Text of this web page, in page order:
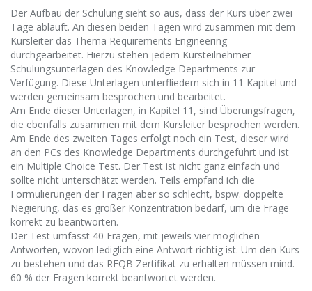
Der Aufbau der Schulung sieht so aus, dass der Kurs über zwei
Tage abläuft. An diesen beiden Tagen wird zusammen mit dem
Kursleiter das Thema Requirements Engineering
durchgearbeitet. Hierzu stehen jedem Kursteilnehmer
Schulungsunterlagen des Knowledge Departments zur
Verfügung. Diese Unterlagen unterfliedern sich in 11 Kapitel und
werden gemeinsam besprochen und bearbeitet.
Am Ende dieser Unterlagen, in Kapitel 11, sind Überungsfragen,
die ebenfalls zusammen mit dem Kursleiter besprochen werden.
Am Ende des zweiten Tages erfolgt noch ein Test, dieser wird
an den PCs des Knowledge Departments durchgeführt und ist
ein Multiple Choice Test. Der Test ist nicht ganz einfach und
sollte nicht unterschätzt werden. Teils empfand ich die
Formulierungen der Fragen aber so schlecht, bspw. doppelte
Negierung, das es großer Konzentration bedarf, um die Frage
korrekt zu beantworten.
Der Test umfasst 40 Fragen, mit jeweils vier möglichen
Antworten, wovon lediglich eine Antwort richtig ist. Um den Kurs
zu bestehen und das REQB Zertifikat zu erhalten müssen mind.
60 % der Fragen korrekt beantwortet werden.